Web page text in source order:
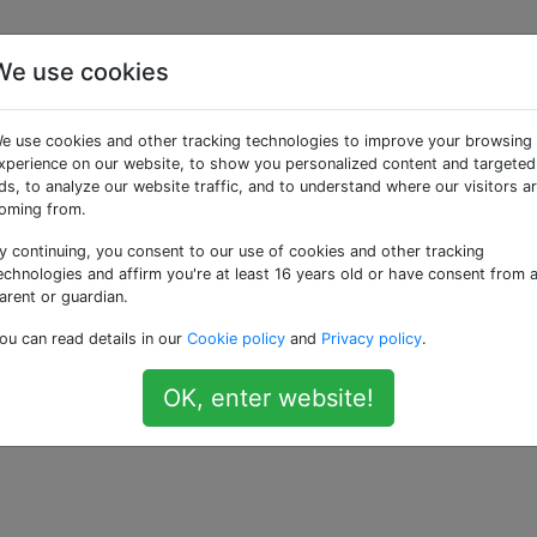
ich einen Pfad
Pfad. Ich möchte es horizontal oder vertikal
Wie kann ich das machen?
use cookies
use cookies and other tracking technologies to improve your browsing
on our website, to show you personalized content and targeted
to analyze our website traffic, and to understand where our visitors
from.
continuing, you consent to our use of cookies and other tracking
and affirm you're at least 16 years old or have consent from a
or guardian.
can read details in our Cookie policy and Privacy policy.
OK, enter website!